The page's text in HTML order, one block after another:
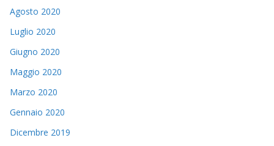
Agosto 2020
Luglio 2020
Giugno 2020
Maggio 2020
Marzo 2020
Gennaio 2020
Dicembre 2019